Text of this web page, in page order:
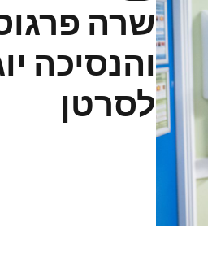
שרה
והנסיכה
לסרטן